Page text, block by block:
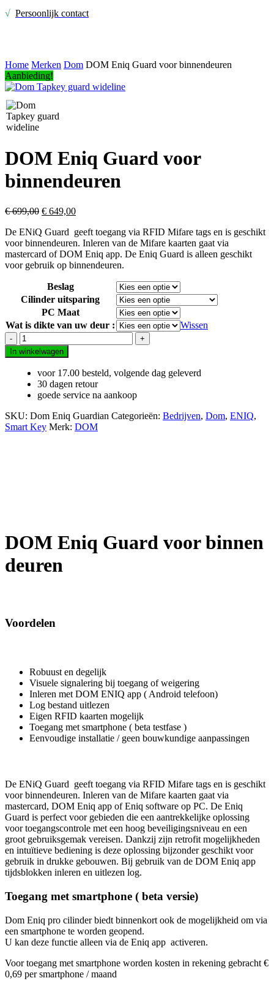
√ Persoonlijk contact
Home Merken Dom DOM Eniq Guard voor binnendeuren
Aanbieding!
DOM Eniq Guard voor
binnendeuren
€699,00 € 649,00
De ENiQ Guard geeft toegang via RFID Mifare tags en is geschikt
voor binnendeuren. Inleren van de Mifare kaarten gaat via
mastercard of DOM Eniq app. De Eniq Guard is alleen geschikt
voor gebruik op binnendeuren.
Beslag
Cilinder uitsparing
PC Maat
Wat is dikte van uw deur :
Wissen
DOM
Eniq
Guard
voor
binnendeuren
aantal
In winkelwagen
voor 17.00 besteld, volgende dag geleverd
30 dagen retour
goede service na aankoop
SKU: Dom Eniq Guardian Categorieën: Bedrijven, Dom, ENIQ,
Smart Key Merk: DOM
DOM Eniq Guard voor binnen
deuren
Voordelen
Robuust en degelijk
Visuele signalering bij toegang of weigering
Inleren met DOM ENIQ app ( Android telefoon)
Log bestand uitlezen
Eigen RFID kaarten mogelijk
Toegang met smartphone ( beta testfase )
Eenvoudige installatie / geen bouwkundige aanpassingen
De ENiQ Guard geeft toegang via RFID Mifare tags en is geschikt
voor binnendeuren. Inleren van de Mifare kaarten gaat via
mastercard, DOM Eniq app of Eniq software op PC. De Eniq
Guard is perfect voor gebieden die een aantrekkelijke oplossing
voor toegangscontrole met een hoog beveiligingsniveau en een
groot gebruiksgemak vereisen. Dankzij zijn retrofit mogelijkheden
en intuïtieve bediening is deze oplossing bijzonder geschikt voor
gebruik in drukke gebouwen. Bij gebruik van de DOM Eniq app
tijdsblokken inleren en uitlezen log.
Toegang met smartphone ( beta versie)
Dom Eniq pro cilinder biedt binnenkort ook de mogelijkheid om via
een smartphone te worden geopend.
U kan deze functie alleen via de Eniq app activeren.
Voor toegang met smartphone worden kosten in rekening gebracht €
0,69 per smartphone / maand